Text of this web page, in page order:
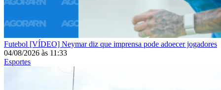
Futebol [VÍDEO] Neymar diz que imprensa pode adoecer jogadores
04/08/2026 às 11:33
Esportes